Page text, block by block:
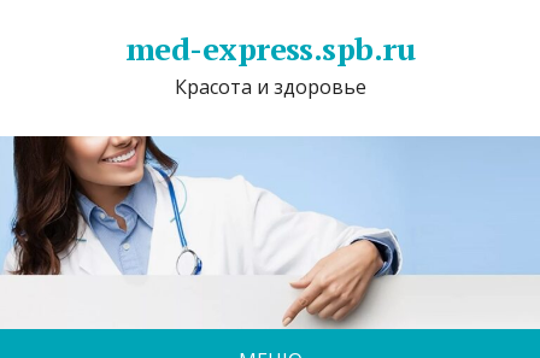
med-express.spb.ru
Красота и здоровье